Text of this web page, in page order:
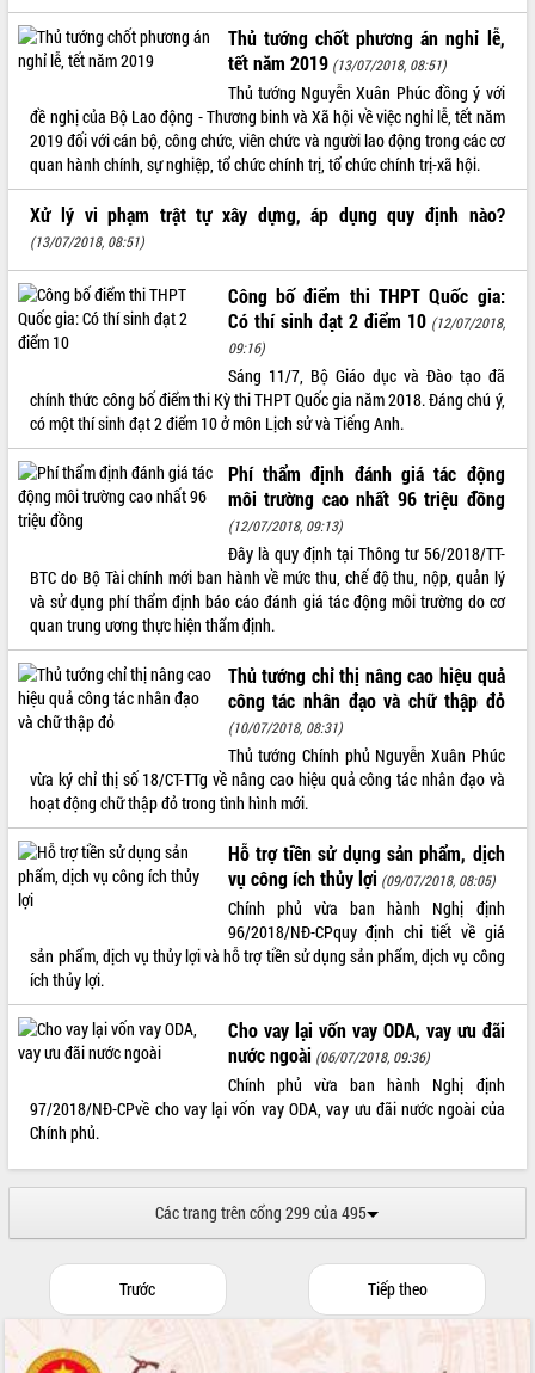
VIDEO
Không có file video nào để phát.
ALBUM ẢNH
LIÊN KẾT WEB
THỐNG KÊ TRUY CẬP
Tất cả:
66085582
Thủ tướng chốt phương án nghỉ lễ,
tết năm 2019 (13/07/2018, 08:51)
Thủ tướng Nguyễn Xuân Phúc đồng ý với
đề nghị của Bộ Lao động - Thương binh và Xã hội về việc nghỉ lễ, tết năm
2019 đối với cán bộ, công chức, viên chức và người lao động trong các cơ
quan hành chính, sự nghiệp, tổ chức chính trị, tổ chức chính trị-xã hội.
Xử lý vi phạm trật tự xây dựng, áp dụng quy định nào?
(13/07/2018, 08:51)
Công bố điểm thi THPT Quốc gia:
Có thí sinh đạt 2 điểm 10 (12/07/2018,
09:16)
Sáng 11/7, Bộ Giáo dục và Đào tạo đã
chính thức công bố điểm thi Kỳ thi THPT Quốc gia năm 2018. Đáng chú ý,
có một thí sinh đạt 2 điểm 10 ở môn Lịch sử và Tiếng Anh.
Phí thẩm định đánh giá tác động
môi trường cao nhất 96 triệu đồng
(12/07/2018, 09:13)
Đây là quy định tại Thông tư 56/2018/TT-
BTC do Bộ Tài chính mới ban hành về mức thu, chế độ thu, nộp, quản lý
và sử dụng phí thẩm định báo cáo đánh giá tác động môi trường do cơ
quan trung ương thực hiện thẩm định.
Thủ tướng chỉ thị nâng cao hiệu quả
công tác nhân đạo và chữ thập đỏ
(10/07/2018, 08:31)
Thủ tướng Chính phủ Nguyễn Xuân Phúc
vừa ký chỉ thị số 18/CT-TTg về nâng cao hiệu quả công tác nhân đạo và
hoạt động chữ thập đỏ trong tình hình mới.
Hỗ trợ tiền sử dụng sản phẩm, dịch
vụ công ích thủy lợi (09/07/2018, 08:05)
Chính phủ vừa ban hành Nghị định
96/2018/NĐ-CPquy định chi tiết về giá
sản phẩm, dịch vụ thủy lợi và hỗ trợ tiền sử dụng sản phẩm, dịch vụ công
ích thủy lợi.
Cho vay lại vốn vay ODA, vay ưu đãi
nước ngoài (06/07/2018, 09:36)
Chính phủ vừa ban hành Nghị định
97/2018/NĐ-CPvề cho vay lại vốn vay ODA, vay ưu đãi nước ngoài của
Chính phủ.
Các trang trên cổng 299 của 495
Trước Tiếp theo